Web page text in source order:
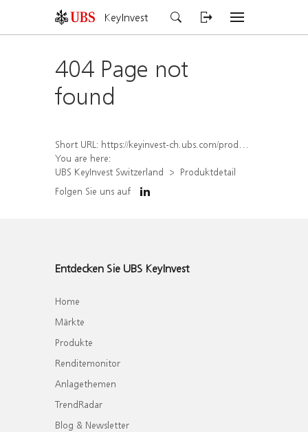
KeyInvest
404 Page not
found
Short URL: https://keyinvest-ch.ubs.com/produkt/detail/index/isin/CH1578502838
You are here:
UBS KeyInvest Switzerland
Produktdetail
Folgen Sie uns auf
Entdecken Sie UBS KeyInvest
Home
Märkte
Produkte
Renditemonitor
Anlagethemen
TrendRadar
Blog & Newsletter